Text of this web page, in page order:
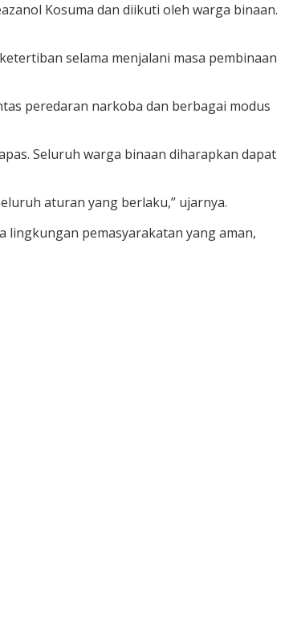
Kosuma dan diikuti oleh warga binaan.
selama menjalani masa pembinaan
peredaran narkoba dan berbagai modus
Seluruh warga binaan diharapkan dapat
aturan yang berlaku,” ujarnya.
pemasyarakatan yang aman,